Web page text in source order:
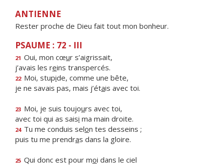
ANTIENNE
Rester proche de Dieu fait tout mon bonheur.
PSAUME : 72 - III
21 Oui, mon cœur s’aigrissait,
j’avais les reins transpercés.
22 Moi, stupide, comme une bête,
je ne savais pas, mais j’étais avec toi.
23 Moi, je suis toujours avec toi,
avec toi qui as saisi ma main droite.
24 Tu me conduis selon tes desseins ;
puis tu me prendras dans la gloire.
25 Qui donc est pour moi dans le ciel